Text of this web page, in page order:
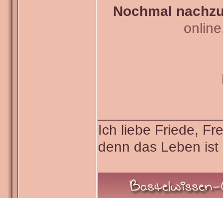
Nochmal
Ich liebe Friede,
denn das Leben